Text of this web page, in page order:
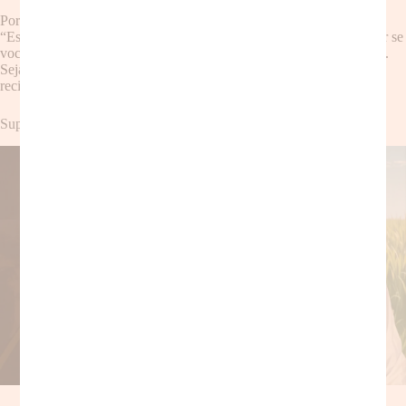
Por exemplo, em vez de dizer “Estou precisando de ajuda”, diga
“Estou sobrecarregada com as tarefas domésticas e gostaria de saber se
você poderia me ajudar com a limpeza da casa na próxima semana”.
Seja grata pela ajuda recebida e retribua sempre que possível. A
reciprocidade fortalece os laços e cria um ambiente de troca mútua.
Superando o Medo de Pedir Ajuda: Um Passo de Cada Vez